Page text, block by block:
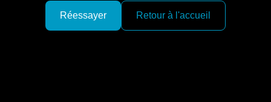
Réessayer Retour à l'accueil